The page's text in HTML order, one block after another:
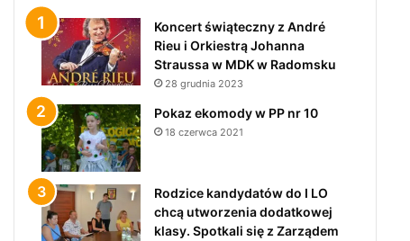
Koncert świąteczny z André
Rieu i Orkiestrą Johanna
Straussa w MDK w Radomsku
28 grudnia 2023
Pokaz ekomody w PP nr 10
18 czerwca 2021
Rodzice kandydatów do I LO
chcą utworzenia dodatkowej
klasy. Spotkali się z Zarządem